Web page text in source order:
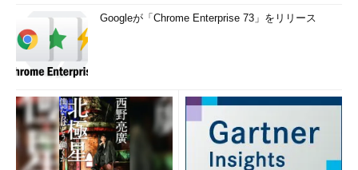
Googleが「Chrome Enterprise 73」をリリース